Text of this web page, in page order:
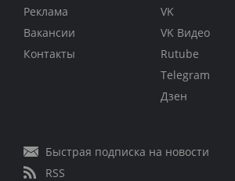
Реклама
Вакансии
Контакты
VK
VK Видео
Rutube
Telegram
Дзен
Быстрая подписка на новости
RSS